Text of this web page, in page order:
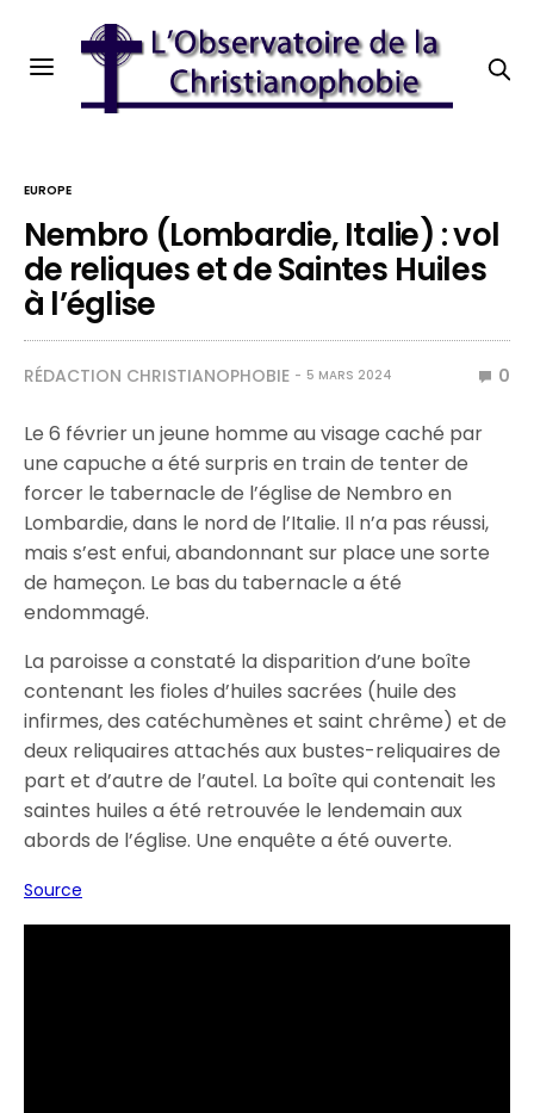
EUROPE
Nembro (Lombardie, Italie) : vol
de reliques et de Saintes Huiles
à l’église
RÉDACTION CHRISTIANOPHOBIE 5 MARS 2024 0
Le 6 février un jeune homme au visage caché par
une capuche a été surpris en train de tenter de
forcer le tabernacle de l’église de Nembro en
Lombardie, dans le nord de l’Italie. Il n’a pas réussi,
mais s’est enfui, abandonnant sur place une sorte
de hameçon. Le bas du tabernacle a été
endommagé.
La paroisse a constaté la disparition d’une boîte
contenant les fioles d’huiles sacrées (huile des
infirmes, des catéchumènes et saint chrême) et de
deux reliquaires attachés aux bustes-reliquaires de
part et d’autre de l’autel. La boîte qui contenait les
saintes huiles a été retrouvée le lendemain aux
abords de l’église. Une enquête a été ouverte.
Source